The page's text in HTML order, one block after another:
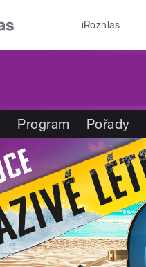
iRozhlas
Program Pořady